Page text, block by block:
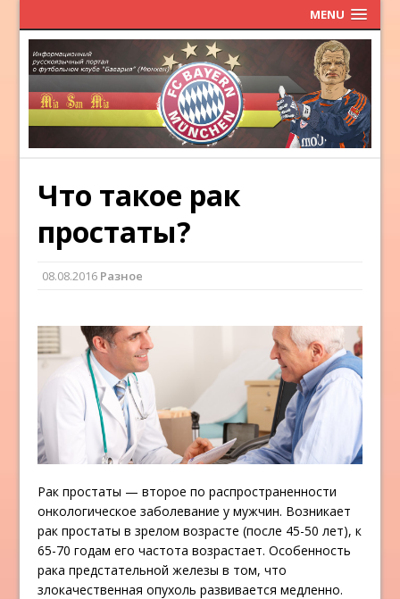
MENU
Что такое рак
простаты?
08.08.2016 Разное
Рак простаты — второе по распространенности
онкологическое заболевание у мужчин. Возникает
рак простаты в зрелом возрасте (после 45-50 лет), к
65-70 годам его частота возрастает. Особенность
рака предстательной железы в том, что
злокачественная опухоль развивается медленно.